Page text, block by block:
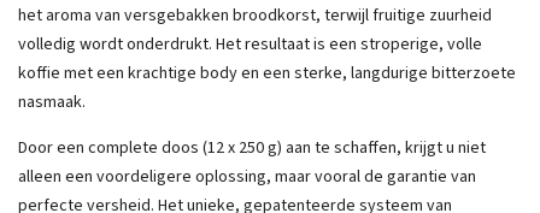
het aroma van versgebakken broodkorst, terwijl fruitige zuurheid
volledig wordt onderdrukt. Het resultaat is een stroperige, volle
koffie met een krachtige body en een sterke, langdurige bitterzoete
nasmaak.
Door een complete doos (12 x 250 g) aan te schaffen, krijgt u niet
alleen een voordeligere oplossing, maar vooral de garantie van
perfecte versheid. Het unieke, gepatenteerde systeem van